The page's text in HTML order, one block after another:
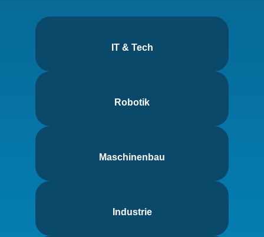
IT & Tech
Robotik
Maschinenbau
Industrie